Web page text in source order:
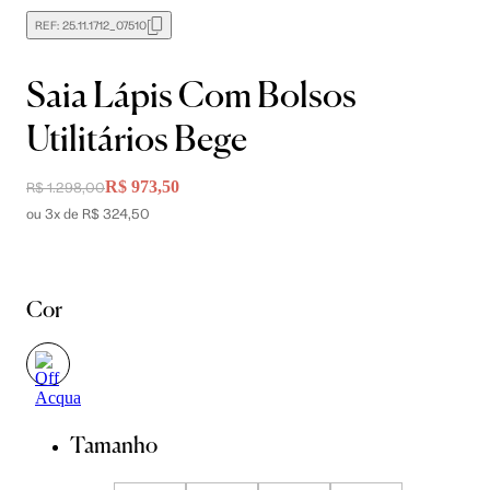
REF: 25.11.1712_07510
Saia Lápis Com Bolsos
Utilitários Bege
R$ 1.298,00R$ 973,50
ou 3x de R$ 324,50
Cor
Tamanho